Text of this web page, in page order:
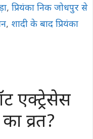
, प्रियंका निक जोधपुर से
, शादी के बाद प्रियंका
एक्ट्रेसेस
व्रत?